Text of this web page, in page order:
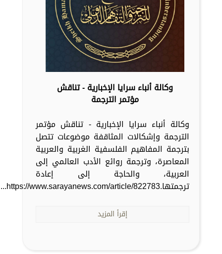
وكالة أنباء سرايا الإخبارية - تناقش
مؤتمر الترجمة
وكالة أنباء سرايا الإخبارية - تناقش مؤتمر
الترجمة وإشكالات المثاقفة موضوعات تتصل
بترجمة المفاهيم الفلسفية الغربية والعربية
المعاصرة، وترجمة روائع الأدب العالمي إلى
العربية، والحاجة إلى إعادة
ترجمتها.https://www.sarayanews.com/article/822783...
إقرأ المزيد